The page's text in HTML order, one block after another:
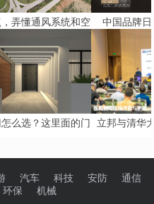
弄懂通风系统和空 中国品牌
怎么选？这里面的门 立邦与清华
汽车 科技 安防
通信
环保 机械